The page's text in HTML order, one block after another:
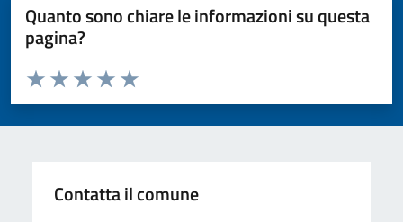
Quanto sono chiare le informazioni su questa
pagina?
Valuta da 1 a 5 stelle la pagina
Valuta 5 stelle su 5
Valuta 4 stelle su 5
Valuta 3 stelle su 5
Valuta 2 stelle su 5
Valuta 1 stelle su 5
Contatta il comune